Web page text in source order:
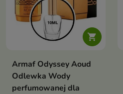

Armaf Odyssey Aoud
Odlewka Wody
perfumowanej dla